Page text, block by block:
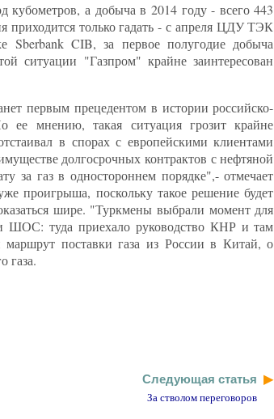
а добыча в 2014 году - всего 443
приходится только гадать - с апреля ЦДУ ТЭК
Sberbank CIB, за первое полугодие добыча
ситуации "Газпром" крайне заинтересован
первым прецедентом в истории российско-
ее мнению, такая ситуация грозит крайне
в спорах с европейскими клиентами
долгосрочных контрактов с нефтяной
за газ в одностороннем порядке",- отмечает
проигрыша, поскольку такое решение будет
шире. "Туркмены выбрали момент для
ШОС: туда приехало руководство КНР и там
маршрут поставки газа из России в Китай, о
газа.
Следующая статья
За стволом переговоров